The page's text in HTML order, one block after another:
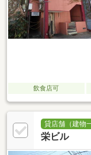
飲食店可
貸店舗（建物
栄ビル